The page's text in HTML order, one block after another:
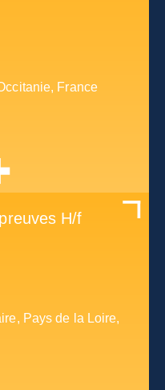
France
H/f
Pays de la Loire,